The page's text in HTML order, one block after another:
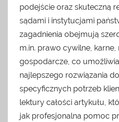
podejście oraz skuteczną
sądami i instytucjami
zagadnienia obejmują
m.in. prawo cywilne, karne,
gospodarcze, co
najlepszego rozwiązania
specyficznych potrzeb
lektury całości artykułu,
jak profesjonalna pomoc